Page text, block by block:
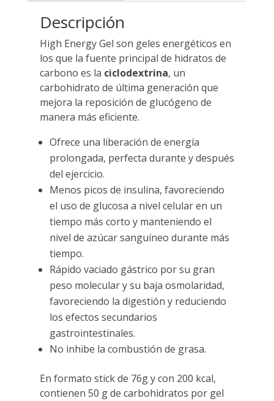
Descripción
High Energy Gel son geles energéticos en
los que la fuente principal de hidratos de
carbono es la ciclodextrina, un
carbohidrato de última generación que
mejora la reposición de glucógeno de
manera más eficiente.
Ofrece una liberación de energía
prolongada, perfecta durante y después
del ejercicio.
Menos picos de insulina, favoreciendo
el uso de glucosa a nivel celular en un
tiempo más corto y manteniendo el
nivel de azúcar sanguíneo durante más
tiempo.
Rápido vaciado gástrico por su gran
peso molecular y su baja osmolaridad,
favoreciendo la digestión y reduciendo
los efectos secundarios
gastrointestinales.
No inhibe la combustión de grasa.
En formato stick de 76g y con 200 kcal,
contienen 50 g de carbohidratos por gel